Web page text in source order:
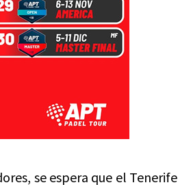
se espera que el Tenerife